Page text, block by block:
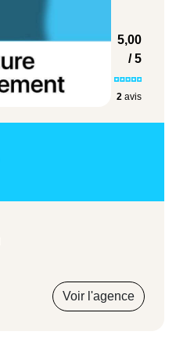
5,00
/ 5
2 avis
Voir l'agence